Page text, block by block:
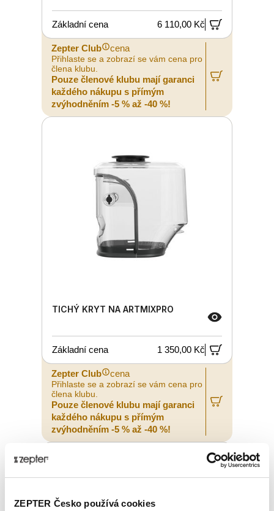
ZEPTER Česko používá cookies
Základní cena 6 110,00 Kč
Zepter Club cena
Přihlaste se a zobrazí se vám cena pro
člena klubu.
Pouze členové klubu mají garanci
každého nákupu s přímým
zvýhodněním -5 % až -40 %!
TICHÝ KRYT NA ARTMIXPRO
Základní cena 1 350,00 Kč
Zepter Club cena
Přihlaste se a zobrazí se vám cena pro
člena klubu.
Pouze členové klubu mají garanci
každého nákupu s přímým
zvýhodněním -5 % až -40 %!